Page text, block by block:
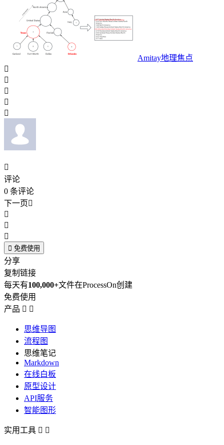
Amitay地理焦点






评论
0 条评论
下一页



 免费使用
分享
复制链接
每天有100,000+文件在ProcessOn创建
免费使用
产品  
思维导图
流程图
思维笔记
Markdown
在线白板
原型设计
API服务
智能图形
实用工具  